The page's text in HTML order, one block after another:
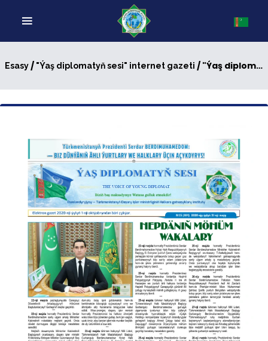
Esasy/ "Ýaş diplomatyň sesi" internet gazeti / "Ýaş diplomatyň sesi" internet gazeti, № 15 (164)